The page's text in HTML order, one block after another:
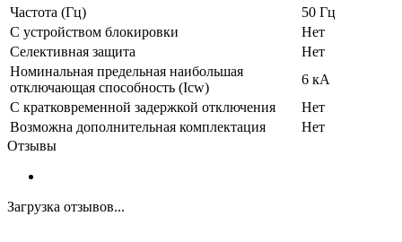
Частота (Гц)
50 Гц
С устройством блокировки
Нет
Селективная защита
Нет
Номинальная предельная наибольшая
отключающая способность (Icw)
6 кА
С кратковременной задержкой отключения
Нет
Возможна дополнительная комплектация
Нет
Отзывы
Загрузка отзывов...